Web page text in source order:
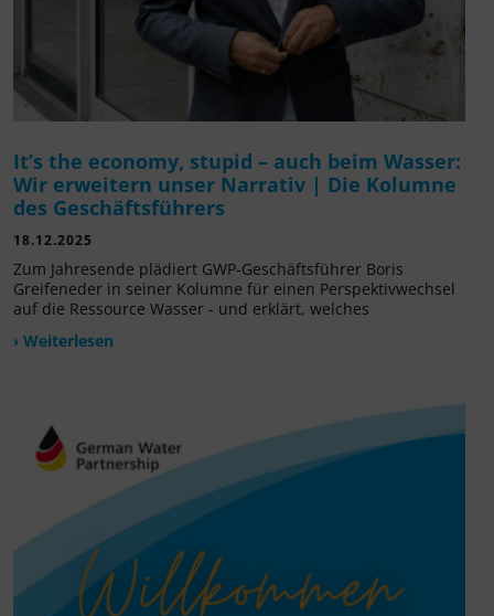
It’s the economy, stupid – auch beim Wasser:
Wir erweitern unser Narrativ | Die Kolumne
des Geschäftsführers
18.12.2025
Zum Jahresende plädiert GWP-Geschäftsführer Boris
Greifeneder in seiner Kolumne für einen Perspektivwechsel
auf die Ressource Wasser - und erklärt, welches
› Weiterlesen